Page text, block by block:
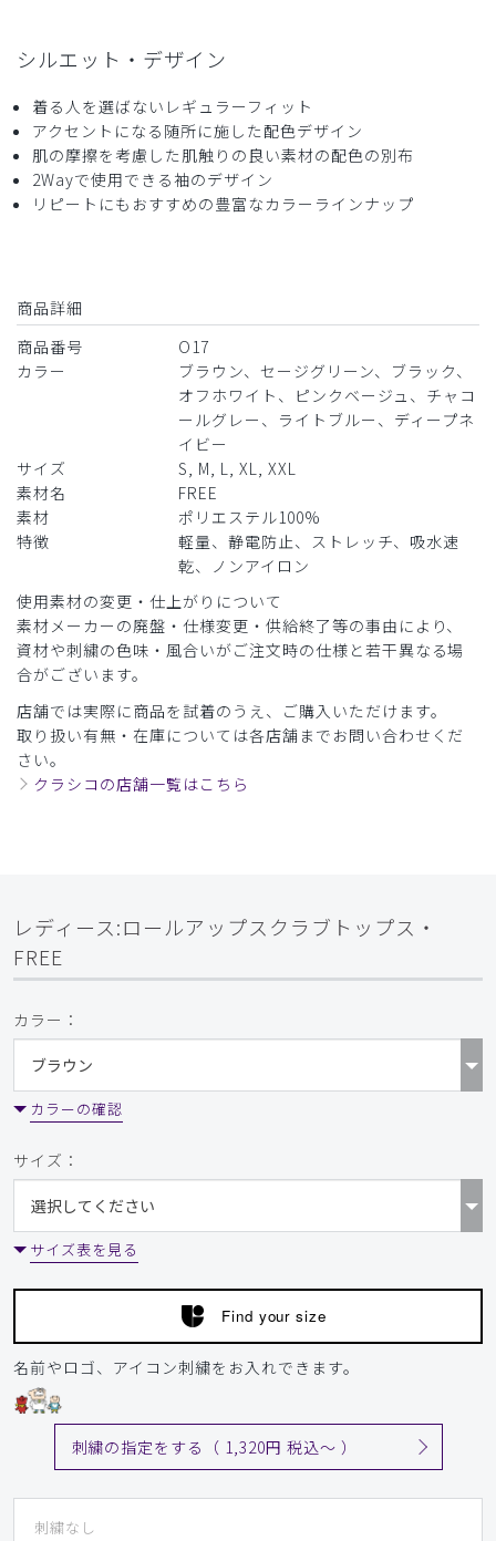
イタチ様
購入確認済み
161-165cm
る。まわりの評価も高いです。色調も落ち着いているのに可
商品：
O17レディース:ロールアップスクラブトップ
ス・FREE/ピンクベージュ/L
購入確認済み
2025-07-03
年齢:30代 身長:171-175cm 体重:61-65kg
顧客のニーズに合わせた丁寧な対応に感謝
て、カスタマーサービスのご担当者さまが丁寧でその後の発
注がなかった際もフォローアップしていただき非常に助かり
ました。従業員が店舗で試着する手間がなく満足しました。
また、2020年もしくは2021年に購入して、色褪せや破れ
ス・FREE/チャコールグレー/L
役に立った 0
シルエット・デザイン
着る人を選ばないレギュラーフィット
アクセントになる随所に施した配色デザイン
肌の摩擦を考慮した肌触りの良い素材の配色の別布
2Wayで使用できる袖のデザイン
リピートにもおすすめの豊富なカラーラインナップ
商品詳細
商品番号
O17
カラー
ブラウン、セージグリーン、ブラック、
オフホワイト、ピンクベージュ、チャコ
ールグレー、ライトブルー、ディープネ
イビー
サイズ
S, M, L, XL, XXL
素材名
FREE
素材
ポリエステル100%
特徴
軽量、静電防止、ストレッチ、吸水速
乾、ノンアイロン
使用素材の変更・仕上がりについて
素材メーカーの廃盤・仕様変更・供給終了等の事由により、
資材や刺繍の色味・風合いがご注文時の仕様と若干異なる場
合がございます。
店舗では実際に商品を試着のうえ、ご購入いただけます。
取り扱い有無・在庫については各店舗までお問い合わせくだ
さい。
クラシコの店舗一覧はこちら
レディース:ロールアップスクラブトップス・
FREE
カラー：
カラーの確認
サイズ：
サイズ表を見る
Find your size
名前やロゴ、アイコン刺繍をお入れできます。
刺繍の指定をする（ 1,320円 税込〜 ）
刺繍なし